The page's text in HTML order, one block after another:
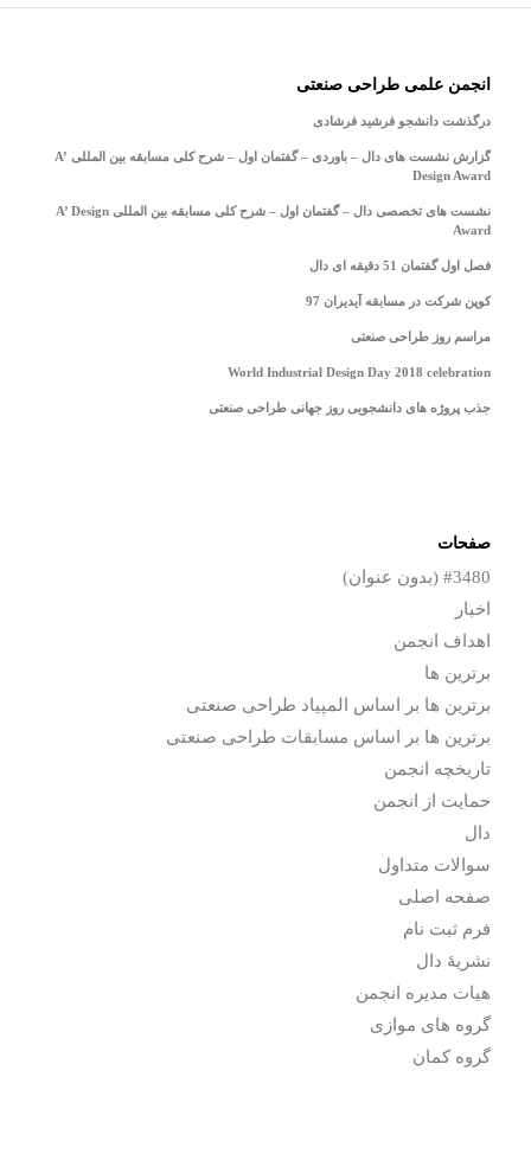
انجمن علمی طراحی صنعتی
درگذشت دانشجو فرشید فرشادی
گزارش نشست های دال – باوردی – گفتمان اول – شرح کلی مسابقه بین المللی A’
Design Award
نشست های تخصصی دال – گفتمان اول – شرح کلی مسابقه بین المللی A’ Design
Award
فصل اول گفتمان 51 دقیقه ای دال
کوپن شرکت در مسابقه آیدیران 97
مراسم روز طراحی صنعتی
World Industrial Design Day 2018 celebration
جذب پروژه های دانشجویی روز جهانی طراحی صنعتی
صفحات
#3480 (بدون عنوان)
اخبار
اهداف انجمن
برترین ها
برترین ها بر اساس المپیاد طراحی صنعتی
برترین ها بر اساس مسابقات طراحی صنعتی
تاریخچه انجمن
حمایت از انجمن
دال
سوالات متداول
صفحه اصلی
فرم ثبت نام
نشریۀ دال
هیات مدیره انجمن
گروه های موازی
گروه کمان